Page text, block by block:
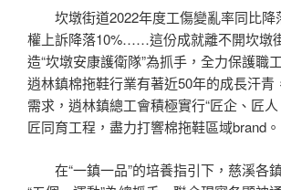
坎墩街道2022年度工傷變亂率同比降
權上訴降落10%……這份成就離不開坎墩
造“坎墩安康護衛隊”為抓手，全力保護職
逍林鎮棉拖鞋行業有著近50年的成長汗青
需求，逍林鎮總工會積極實行“匠企、匠
匠同育工程，盡力打響棉拖鞋區域brand。
在“一鎮一品”的培養指引下，慈溪各